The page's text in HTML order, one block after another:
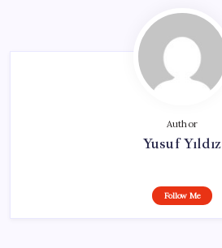
Author
Yusuf Yıldız
Follow Me